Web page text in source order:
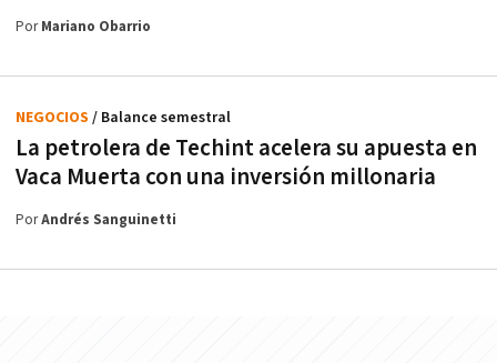
PorMariano Obarrio
La petrolera de Techint acelera su apuesta en
Vaca Muerta con una inversión millonaria
NEGOCIOS / Balance semestral
PorAndrés Sanguinetti